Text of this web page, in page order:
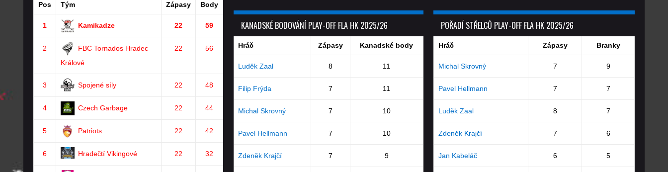
Pos Tým Zápasy Body
1 Kamikadze 22 59
2
FBC Tornados Hradec
Králové
22 56
3 Spojené síly 22 48
4 Czech Garbage 22 44
5 Patriots 22 42
6 Hradečtí Vikingové 22 32
KANADSKÉ BODOVÁNÍ PLAY-OFF FLA HK 2025/26
Hráč Zápasy Kanadské body
Luděk Zaal 8 11
Filip Frýda 7 11
Michal Skrovný 7 10
Pavel Hellmann 7 10
Zdeněk Krajčí 7 9
POŘADÍ STŘELCŮ PLAY-OFF FLA HK 2025/26
Hráč Zápasy Branky
Michal Skrovný 7 9
Pavel Hellmann 7 7
Luděk Zaal 8 7
Zdeněk Krajčí 7 6
Jan Kabeláč 6 5